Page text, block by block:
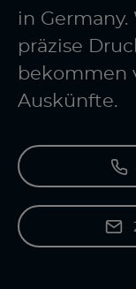
in
präzise
bekommen
Auskünfte.